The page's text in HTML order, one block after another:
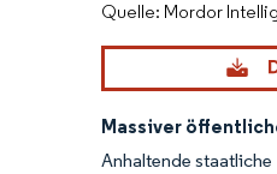
Quelle: Mordor
Massiver
Anhaltende